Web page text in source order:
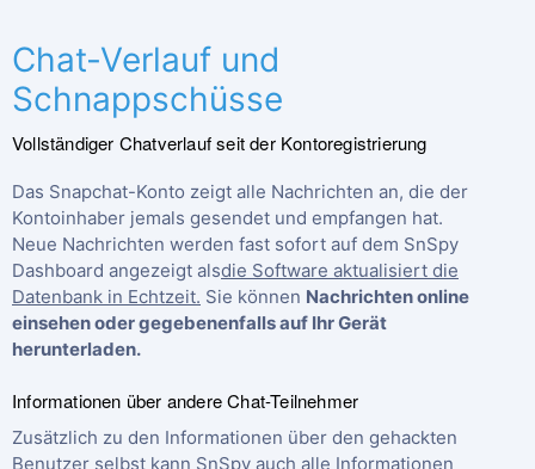
Chat-Verlauf und
Schnappschüsse
Vollständiger Chatverlauf seit der Kontoregistrierung
Das Snapchat-Konto zeigt alle Nachrichten an, die der
Kontoinhaber jemals gesendet und empfangen hat.
Neue Nachrichten werden fast sofort auf dem SnSpy
Dashboard angezeigt alsdie Software aktualisiert die
Datenbank in Echtzeit. Sie können Nachrichten online
einsehen oder gegebenenfalls auf Ihr Gerät
herunterladen.
Informationen über andere Chat-Teilnehmer
Zusätzlich zu den Informationen über den gehackten
Benutzer selbst kann SnSpy auch alle Informationen